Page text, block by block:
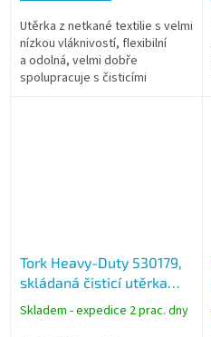
Utěrka z netkané textilie s velmi
nízkou vláknivostí, flexibilní
a odolná, velmi dobře
spolupracuje s čisticími
Tork Heavy-Duty 530179,
skládaná čisticí utěrka
105 útržků, W4
Skladem - expedice 2 prac. dny